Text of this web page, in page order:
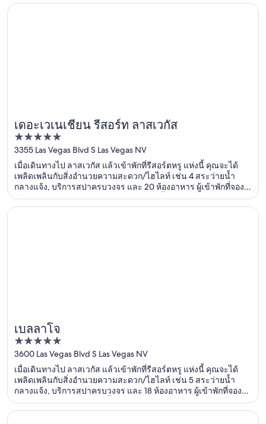
เดอะเวเนเชียน รีสอร์ท ลาสเวกัส
5
out
of
5
3355 Las Vegas Blvd S Las Vegas NV
เมื่อเดินทางไป ลาสเวกัส แล้วเข้าพักที่รีสอร์ตหรู แห่งนี้ คุณจะได้
เพลิดเพลินกับสิ่งอำนวยความสะดวก/ไฮไลท์ เช่น 4 สระว่ายน้ำ
กลางแจ้ง, บริการสปาครบวงจร และ 20 ห้องอาหาร ผู้เข้าพักที่จอง
กับเรารีวิวว่าชอบอาหารเช้าและสระว่ายน้ำเป็นพิเศษ ที่เที่ยวยอด
นิยมในบริเวณใกล้เคียง ได้แก่ เดอะ เวเนเชียน คาสิโน และ ศูนย์
เปิดในหน้าต่างใหม่
เดอะเวเนเชียน รีสอร์ท ลาสเวกัส
เบลลาโจ
5
out
of
5
3600 Las Vegas Blvd S Las Vegas NV
เมื่อเดินทางไป ลาสเวกัส แล้วเข้าพักที่รีสอร์ตหรู แห่งนี้ คุณจะได้
เพลิดเพลินกับสิ่งอำนวยความสะดวก/ไฮไลท์ เช่น 5 สระว่ายน้ำ
กลางแจ้ง, บริการสปาครบวงจร และ 18 ห้องอาหาร ผู้เข้าพักที่จอง
กับเรารีวิวว่าชอบสระว่ายน้ำและร้านอาหารเป็นพิเศษ ที่เที่ยวยอด
นิยมในบริเวณใกล้เคียง ได้แก่ คาสิโนเบลลาจิโอ และ คาสิโนคอส
เปิดในหน้าต่างใหม่
เบลลาโจ
เปิดในหน้าต่างใหม่
เดอะปาลาซโซ ลาสเวกัส